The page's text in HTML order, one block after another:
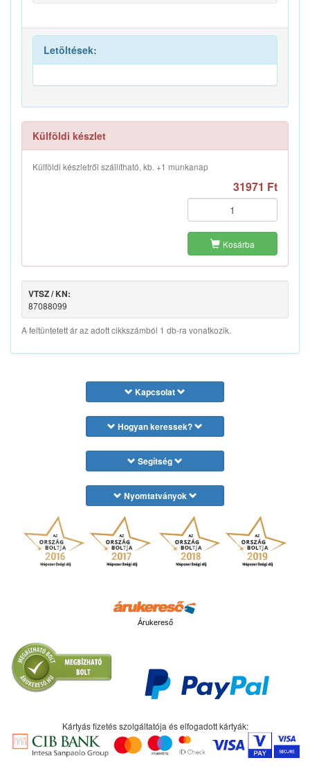
Letöltések:
Külföldi készlet
Külföldi készletről szállítható, kb. +1 munkanap
31971 Ft
Kosárba
VTSZ / KN:
87088099
A feltüntetett ár az adott cikkszámból 1 db-ra vonatkozik.
Kapcsolat
Hogyan keressek?
Segítség
Nyomtatványok
Árukereső
Kártyás fizetés szolgáltatója és elfogadott kártyák: